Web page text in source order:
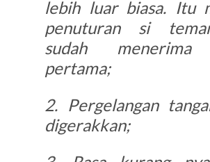
lebih luar biasa. Itu
penuturan si
sudah menerima
pertama;
2. Pergelangan
digerakkan;